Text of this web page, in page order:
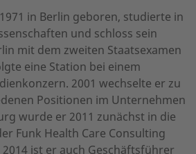
in Berlin geboren, studierte in
und schloss sein
mit dem zweiten Staatsexamen
eine Station bei einem
2001 wechselte er zu
Positionen im Unternehmen
wurde er 2011 zunächst in die
Funk Health Care Consulting
ist er auch Geschäftsführer